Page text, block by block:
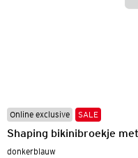
Online exclusive SALE
Shaping bikinibroekje
donkerblauw